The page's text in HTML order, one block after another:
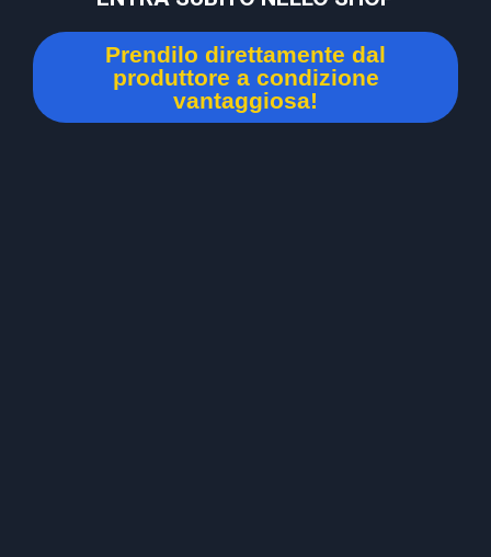
Prendilo direttamente dal
produttore a condizione
vantaggiosa!